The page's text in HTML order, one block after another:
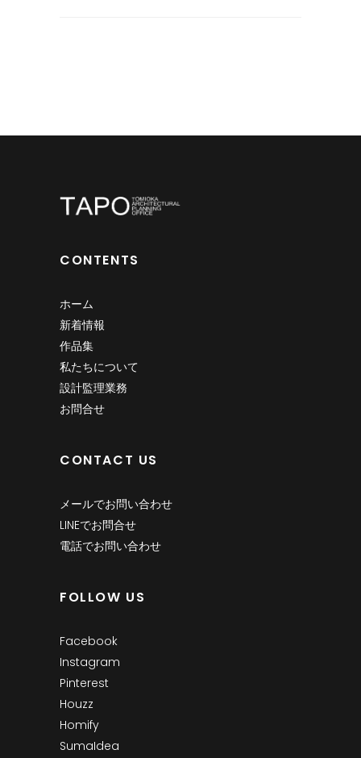
CONTENTS
ホーム
新着情報
作品集
私たちについて
設計監理業務
お問合せ
CONTACT US
メールでお問い合わせ
LINEでお問合せ
電話でお問い合わせ
FOLLOW US
Facebook
Instagram
Pinterest
Houzz
Homify
SumaIdea